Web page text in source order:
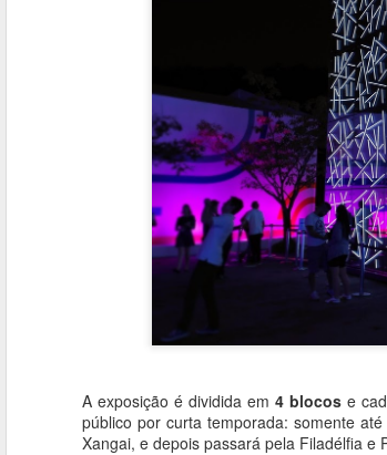
A exposição é dividida em 4 blocose
público por curta temporada: somente
Xangai, e depois passará pela Filadélfia e
Se quiser baixar o
consiga extrair a